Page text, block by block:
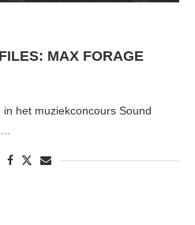
MAX FORAGE
het muziekconcours Sound
…